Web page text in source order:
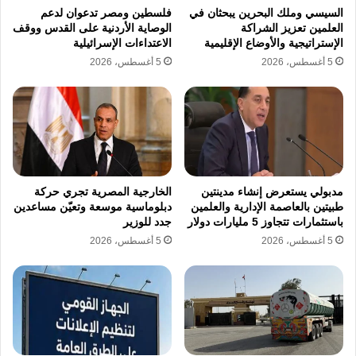
استوجبت الضرورة الوطنية تشكيل لجنة عليا
محايدة تضم في عضويتها عناصر من الرقابة
الادارية والجهاز المركزي للمحاسبات ووزارة
الاسكان لفحص كافة اوامر الاسناد المباشر التي
صدرت لصالح “ط. ب.” واثبات حجم التربح
واستغلال النفوذ الذي مارسه هذا الرباعي وتحديد
قيمة الاموال التي تم الاستيلاء عليها تحت بند
ترميمات وهمية لقصور الثقافة.
أخطبوط قصور الثقافة.. أمين شرطة
مفصول يقود الصفقات ومطالب
لوزيرة الثقافة
السيسي وملك البحرين يبحثان في
العلمين تعزيز الشراكة
الإستراتيجية والأوضاع الإقليمية
5 أغسطس، 2026
فلسطين ومصر تدعوان لدعم
الوصاية الأردنية على القدس ووقف
الاعتداءات الإسرائيلية
5 أغسطس، 2026
مدبولي يستعرض إنشاء مدينتين
طبيتين بالعاصمة الإدارية والعلمين
باستثمارات تتجاوز 5 مليارات دولار
5 أغسطس، 2026
الخارجية المصرية تجري حركة
دبلوماسية موسعة وتعيّن مساعدين
جدد للوزير
5 أغسطس، 2026